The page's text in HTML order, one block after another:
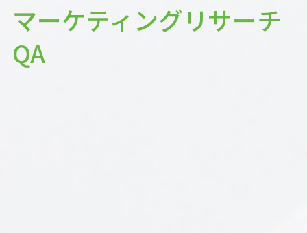
マーケティングリサーチ
QA